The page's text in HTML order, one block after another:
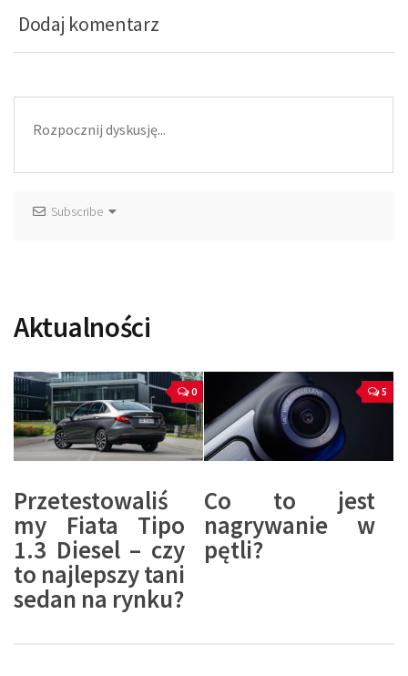
Dodaj komentarz
Subscribe
Aktualności
0
Przetestowaliś
my Fiata Tipo
1.3 Diesel – czy
to najlepszy tani
sedan na rynku?
5
Co to jest
nagrywanie w
pętli?